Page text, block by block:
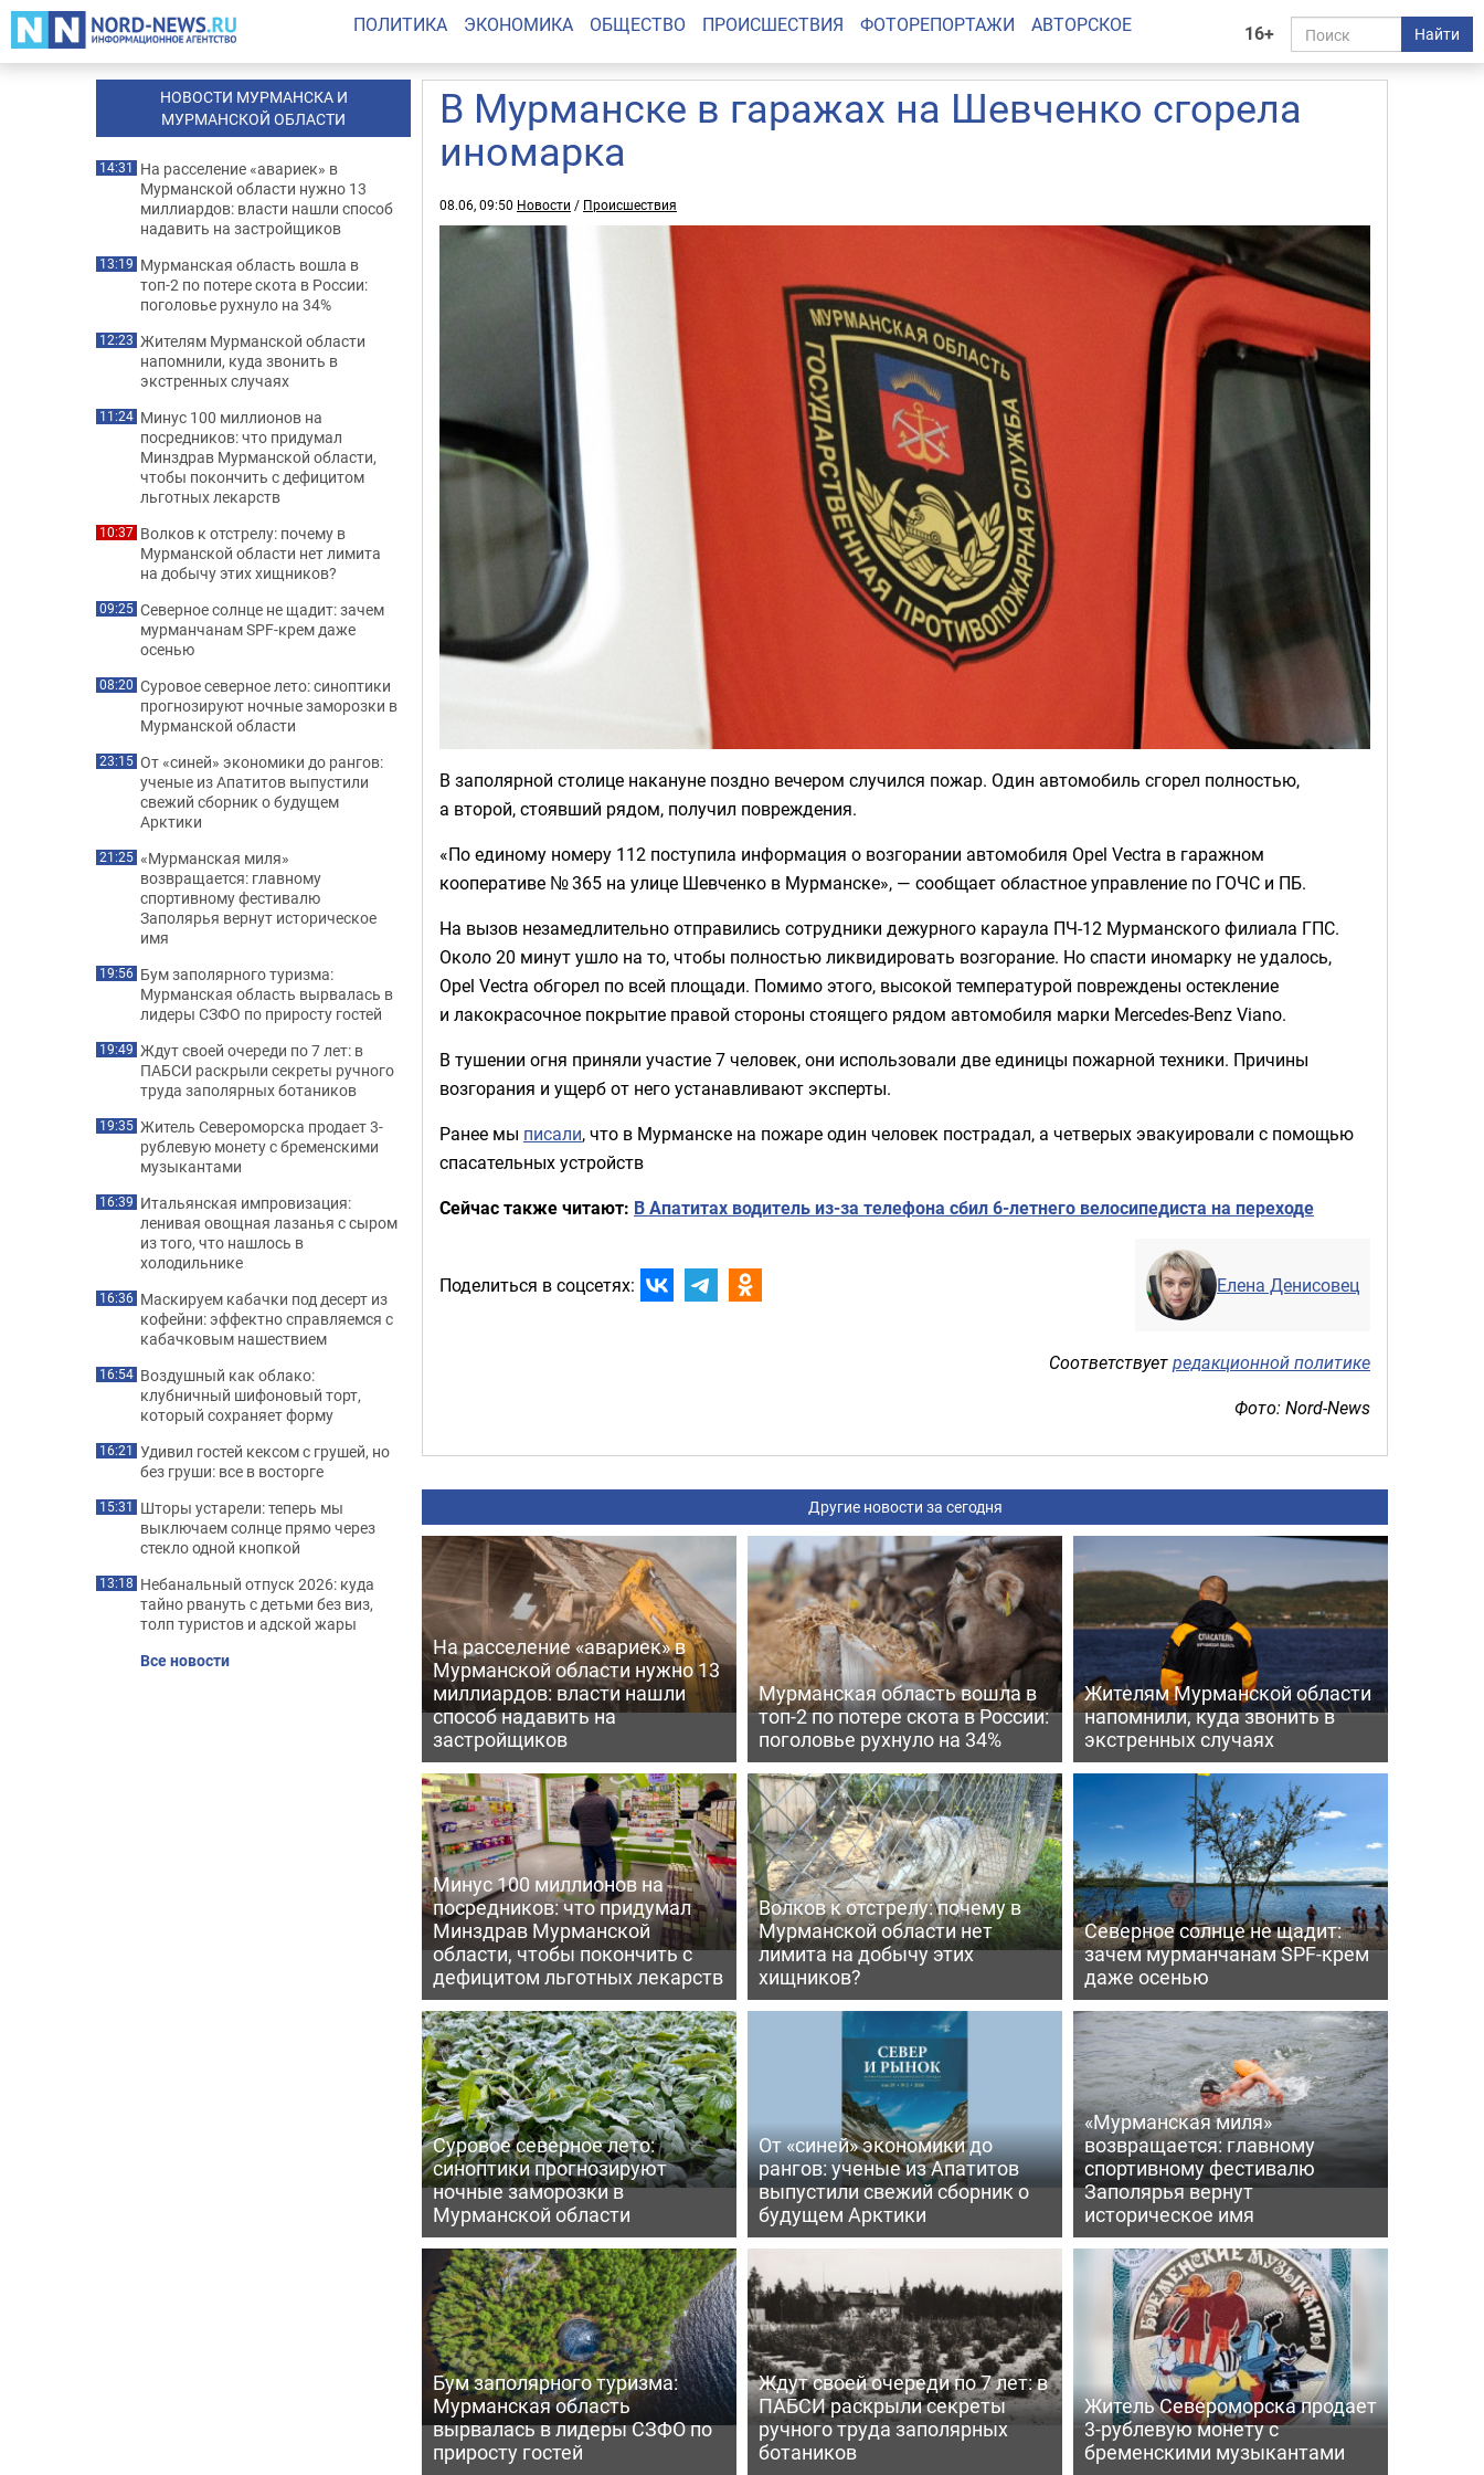
16+ Найти
ПОЛИТИКА ЭКОНОМИКА ОБЩЕСТВО ПРОИСШЕСТВИЯ ФОТОРЕПОРТАЖИ АВТОРСКОЕ
В Мурманске в гаражах на Шевченко сгорела
иномарка
08.06, 09:50 Новости / Происшествия
В заполярной столице накануне поздно вечером случился пожар. Один автомобиль сгорел полностью,
а второй, стоявший рядом, получил повреждения.
«По единому номеру 112 поступила информация о возгорании автомобиля Opel Vectra в гаражном
кооперативе № 365 на улице Шевченко в Мурманске», — сообщает областное управление по ГОЧС и ПБ.
На вызов незамедлительно отправились сотрудники дежурного караула ПЧ-12 Мурманского филиала ГПС.
Около 20 минут ушло на то, чтобы полностью ликвидировать возгорание. Но спасти иномарку не удалось,
Opel Vectra обгорел по всей площади. Помимо этого, высокой температурой повреждены остекление
и лакокрасочное покрытие правой стороны стоящего рядом автомобиля марки Mercedes-Benz Viano.
В тушении огня приняли участие 7 человек, они использовали две единицы пожарной техники. Причины
возгорания и ущерб от него устанавливают эксперты.
Ранее мы писали, что в Мурманске на пожаре один человек пострадал, а четверых эвакуировали с помощью
спасательных устройств
Сейчас также читают: В Апатитах водитель из-за телефона сбил 6-летнего велосипедиста на переходе
Поделиться в соцсетях: Елена Денисовец
Соответствуетредакционной политике
Фото: Nord-News
Другие новости за сегодня
На расселение «авариек» в
Мурманской области нужно 13
миллиардов: власти нашли
способ надавить на
застройщиков
Мурманская область вошла в
топ-2 по потере скота в России:
поголовье рухнуло на 34%
Жителям Мурманской области
напомнили, куда звонить в
экстренных случаях
Минус 100 миллионов на
посредников: что придумал
Минздрав Мурманской
области, чтобы покончить с
дефицитом льготных лекарств
Волков к отстрелу: почему в
Мурманской области нет
лимита на добычу этих
хищников?
Северное солнце не щадит:
зачем мурманчанам SPF-крем
даже осенью
Суровое северное лето:
синоптики прогнозируют
ночные заморозки в
Мурманской области
От «синей» экономики до
рангов: ученые из Апатитов
выпустили свежий сборник о
будущем Арктики
«Мурманская миля»
возвращается: главному
спортивному фестивалю
Заполярья вернут
историческое имя
Бум заполярного туризма:
Мурманская область
вырвалась в лидеры СЗФО по
приросту гостей
Ждут своей очереди по 7 лет: в
ПАБСИ раскрыли секреты
ручного труда заполярных
ботаников
Житель Североморска продает
3-рублевую монету с
бременскими музыкантами
НОВОСТИ МУРМАНСКА И
МУРМАНСКОЙ ОБЛАСТИ
14:31 На расселение «авариек» в
Мурманской области нужно 13
миллиардов: власти нашли способ
надавить на застройщиков
13:19 Мурманская область вошла в
топ-2 по потере скота в России:
поголовье рухнуло на 34%
12:23 Жителям Мурманской области
напомнили, куда звонить в
экстренных случаях
11:24 Минус 100 миллионов на
посредников: что придумал
Минздрав Мурманской области,
чтобы покончить с дефицитом
льготных лекарств
10:37 Волков к отстрелу: почему в
Мурманской области нет лимита
на добычу этих хищников?
09:25 Северное солнце не щадит: зачем
мурманчанам SPF-крем даже
осенью
08:20 Суровое северное лето: синоптики
прогнозируют ночные заморозки в
Мурманской области
23:15 От «синей» экономики до рангов:
ученые из Апатитов выпустили
свежий сборник о будущем
Арктики
21:25 «Мурманская миля»
возвращается: главному
спортивному фестивалю
Заполярья вернут историческое
имя
19:56 Бум заполярного туризма:
Мурманская область вырвалась в
лидеры СЗФО по приросту гостей
19:49 Ждут своей очереди по 7 лет: в
ПАБСИ раскрыли секреты ручного
труда заполярных ботаников
19:35 Житель Североморска продает 3-
рублевую монету с бременскими
музыкантами
16:39 Итальянская импровизация:
ленивая овощная лазанья с сыром
из того, что нашлось в
холодильнике
16:36 Маскируем кабачки под десерт из
кофейни: эффектно справляемся с
кабачковым нашествием
16:54 Воздушный как облако:
клубничный шифоновый торт,
который сохраняет форму
16:21 Удивил гостей кексом с грушей, но
без груши: все в восторге
15:31 Шторы устарели: теперь мы
выключаем солнце прямо через
стекло одной кнопкой
13:18 Небанальный отпуск 2026: куда
тайно рвануть с детьми без виз,
толп туристов и адской жары
Все новости